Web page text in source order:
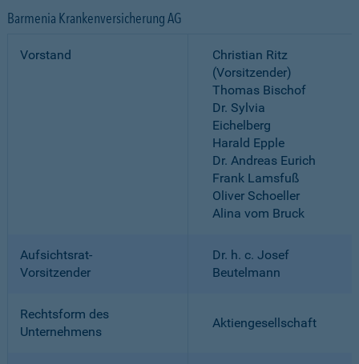
Barmenia Krankenversicherung AG
Vorstand
Christian Ritz
(Vorsitzender)
Thomas Bischof
Dr. Sylvia
Eichelberg
Harald Epple
Dr. Andreas Eurich
Frank Lamsfuß
Oliver Schoeller
Alina vom Bruck
Aufsichtsrat-
Vorsitzender
Dr. h. c. Josef
Beutelmann
Rechtsform des
Unternehmens
Aktiengesellschaft